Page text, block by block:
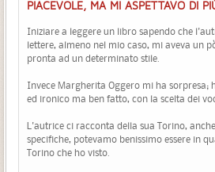
PIACEVOLE, MA MI ASPETTAVO DI
Iniziare a leggere un libro sapendo che
lettere, almeno nel mio caso, mi aveva un
pronta ad un determinato stile.
Invece Margherita Oggero mi ha
ed ironico ma ben fatto, con la scelta dei
L'autrice ci racconta della sua Torino,
specifiche, potevamo benissimo essere in
Torino che ho visto.